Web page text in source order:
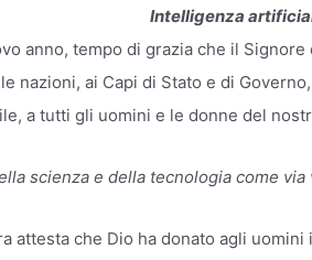
Intelligenza
anno, tempo di grazia che il
nazioni, ai Capi di Stato e di
a tutti gli uomini e le donne del
scienza e della tecnologia come via
attesta che Dio ha donato agli